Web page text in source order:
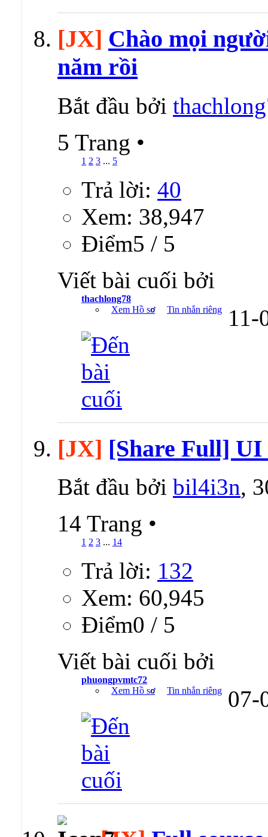
[JX] Chào mọi
năm rồi
Bắt đầu bởi
5 Trang •
1 2 3 ... 5
Trả lời: 40
Xem: 38,947
Ðiểm5 / 5
Viết bài cuối bởi
thachlong78
Xem Hồ sơ
Tin nhắn riêng 11-
[JX] [Share Full]
Bắt đầu bởi bil4i3n,
14 Trang •
1 2 3 ... 14
Trả lời: 132
Xem: 60,945
Ðiểm0 / 5
Viết bài cuối bởi
phuongpvmtc72
Xem Hồ sơ
Tin nhắn riêng 07-